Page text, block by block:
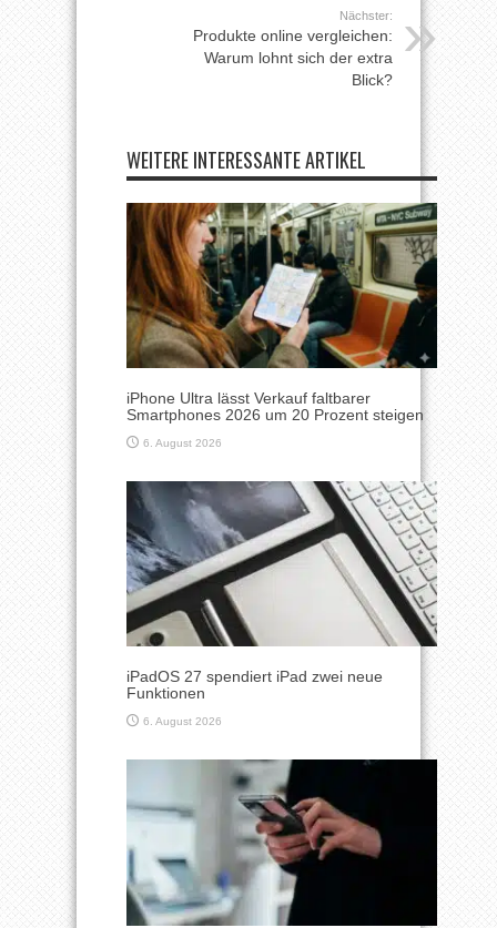
Nächster:
Produkte online vergleichen:
Warum lohnt sich der extra
Blick?
WEITERE INTERESSANTE ARTIKEL
iPhone Ultra lässt Verkauf faltbarer
Smartphones 2026 um 20 Prozent steigen
6. August 2026
iPadOS 27 spendiert iPad zwei neue
Funktionen
6. August 2026